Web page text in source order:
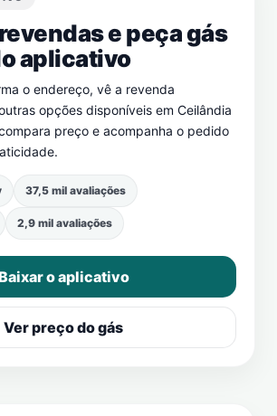
e peça gás
aplicativo
o endereço, vê a revenda
opções disponíveis em Ceilândia
preço e acompanha o pedido
37,5 mil avaliações
2,9 mil avaliações
o aplicativo
Ver preço do gás